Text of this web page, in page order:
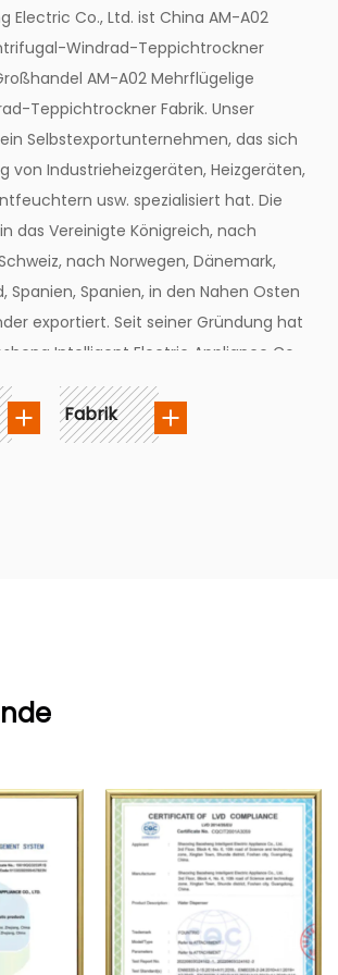
Electric Co., Ltd. ist China AM-A02
Windrad-Teppichtrockner
AM-A02 Mehrflügelige
Teppichtrockner Fabrik. Unser
Selbstexportunternehmen, das sich
von Industrieheizgeräten, Heizgeräten,
usw. spezialisiert hat. Die
das Vereinigte Königreich, nach
nach Norwegen, Dänemark,
Spanien, Spanien, in den Nahen Osten
exportiert. Seit seiner Gründung hat
Intelligent Electric Appliance Co.,
Anstrengungen und Forschung
Fließbandproduktion entwickelt, die
Produkte sowie das Stanzen und
Fabrik